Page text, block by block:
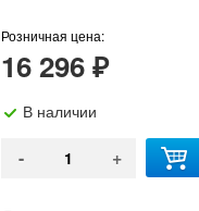
Розничная цена:
16 296 ₽
В наличии
- +